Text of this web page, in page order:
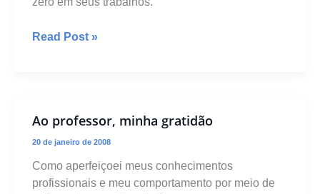
O
Read Post »
Ao professor, minha gratidão
20 de janeiro de 2008
Como aperfeiçoei meus conhecimentos
profissionais e meu comportamento por meio de